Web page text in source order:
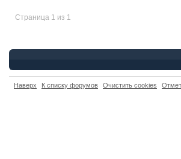
Страница 1 из 1
Наверх К списку форумов Очистить cookies